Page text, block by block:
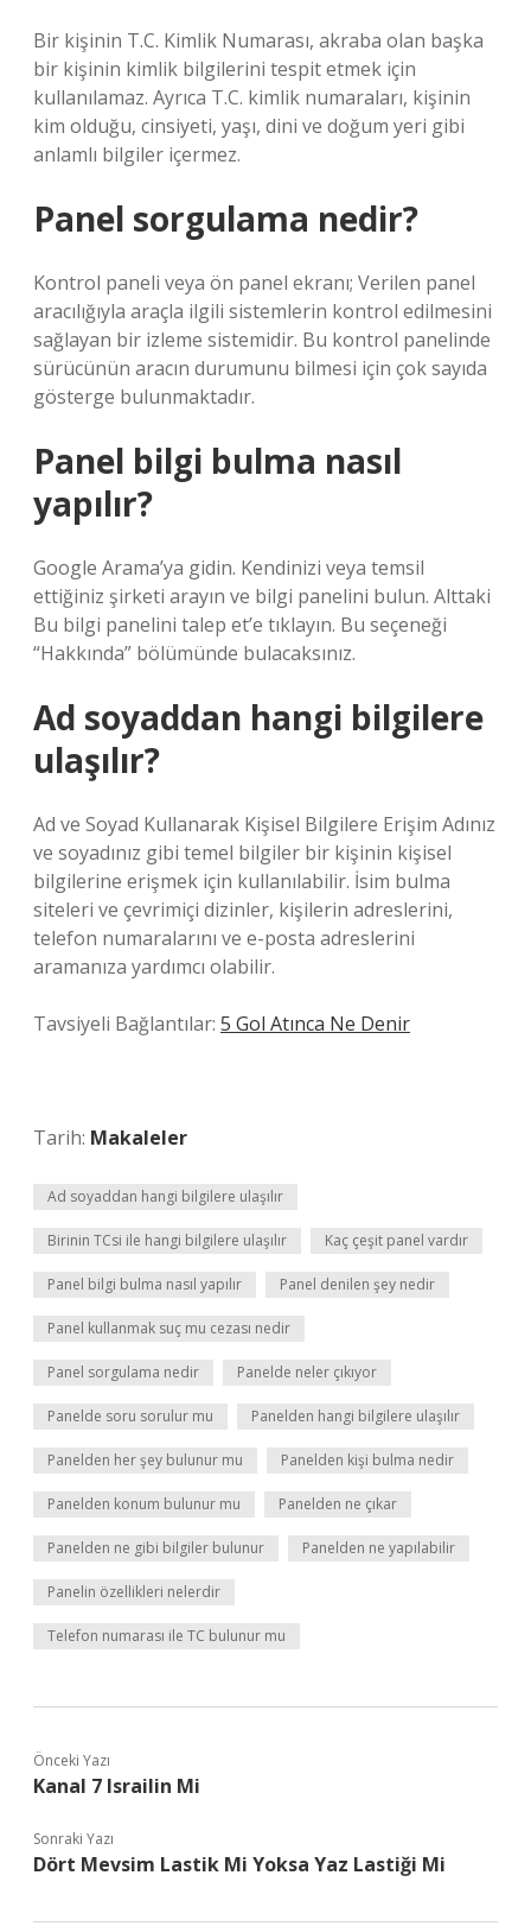
Bir kişinin T.C. Kimlik Numarası, akraba olan başka
bir kişinin kimlik bilgilerini tespit etmek için
kullanılamaz. Ayrıca T.C. kimlik numaraları, kişinin
kim olduğu, cinsiyeti, yaşı, dini ve doğum yeri gibi
anlamlı bilgiler içermez.
Panel sorgulama nedir?
Kontrol paneli veya ön panel ekranı; Verilen panel
aracılığıyla araçla ilgili sistemlerin kontrol edilmesini
sağlayan bir izleme sistemidir. Bu kontrol panelinde
sürücünün aracın durumunu bilmesi için çok sayıda
gösterge bulunmaktadır.
Panel bilgi bulma nasıl
yapılır?
Google Arama’ya gidin. Kendinizi veya temsil
ettiğiniz şirketi arayın ve bilgi panelini bulun. Alttaki
Bu bilgi panelini talep et’e tıklayın. Bu seçeneği
“Hakkında” bölümünde bulacaksınız.
Ad soyaddan hangi bilgilere
ulaşılır?
Ad ve Soyad Kullanarak Kişisel Bilgilere Erişim Adınız
ve soyadınız gibi temel bilgiler bir kişinin kişisel
bilgilerine erişmek için kullanılabilir. İsim bulma
siteleri ve çevrimiçi dizinler, kişilerin adreslerini,
telefon numaralarını ve e-posta adreslerini
aramanıza yardımcı olabilir.
Tavsiyeli Bağlantılar: 5 Gol Atınca Ne Denir
Tarih: Makaleler
Ad soyaddan hangi bilgilere ulaşılır
Birinin TCsi ile hangi bilgilere ulaşılır Kaç çeşit panel vardır
Panel bilgi bulma nasıl yapılır Panel denilen şey nedir
Panel kullanmak suç mu cezası nedir
Panel sorgulama nedir Panelde neler çıkıyor
Panelde soru sorulur mu Panelden hangi bilgilere ulaşılır
Panelden her şey bulunur mu Panelden kişi bulma nedir
Panelden konum bulunur mu Panelden ne çıkar
Panelden ne gibi bilgiler bulunur Panelden ne yapılabilir
Panelin özellikleri nelerdir
Telefon numarası ile TC bulunur mu
Önceki Yazı
Kanal 7 Israilin Mi
Sonraki Yazı
Dört Mevsim Lastik Mi Yoksa Yaz Lastiği Mi